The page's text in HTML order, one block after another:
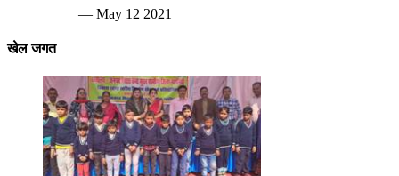
— May 12 2021
खेल जगत